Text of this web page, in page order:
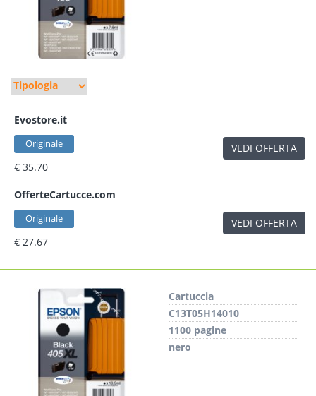
Evostore.it
Originale
€ 35.70
VEDI OFFERTA
OfferteCartucce.com
Originale
€ 27.67
VEDI OFFERTA
Cartuccia
C13T05H14010
1100 pagine
nero